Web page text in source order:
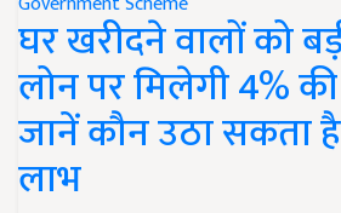
घर खरीदने वालों को
लोन पर मिलेगी 4%
जानें कौन उठा सकता
लाभ